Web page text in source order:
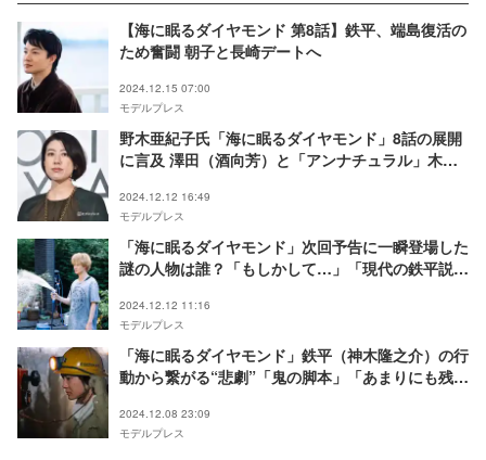
【海に眠るダイヤモンド 第8話】鉄平、端島復活の
ため奮闘 朝子と長崎デートへ
2024.12.15 07:00
モデルプレス
野木亜紀子氏「海に眠るダイヤモンド」8話の展開
に言及 澤田（酒向芳）と「アンナチュラル」木林
2024.12.12 16:49
モデルプレス
「海に眠るダイヤモンド」次回予告に一瞬登場した
謎の人物は誰？「もしかして…」「現代の鉄平説」
2024.12.12 11:16
モデルプレス
「海に眠るダイヤモンド」鉄平（神木隆之介）の行
動から繋がる“悲劇”「鬼の脚本」「あまりにも残
2024.12.08 23:09
モデルプレス